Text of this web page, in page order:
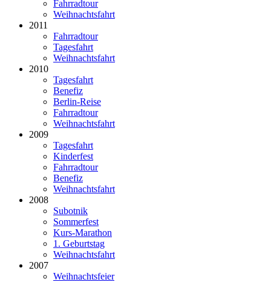
Fahrradtour
Weihnachtsfahrt
2011
Fahrradtour
Tagesfahrt
Weihnachtsfahrt
2010
Tagesfahrt
Benefiz
Berlin-Reise
Fahrradtour
Weihnachtsfahrt
2009
Tagesfahrt
Kinderfest
Fahrradtour
Benefiz
Weihnachtsfahrt
2008
Subotnik
Sommerfest
Kurs-Marathon
1. Geburtstag
Weihnachtsfahrt
2007
Weihnachtsfeier